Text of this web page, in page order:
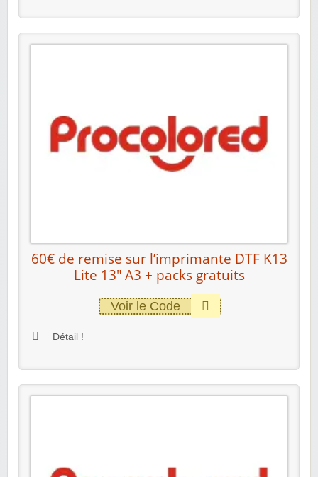
60€ de remise sur l’imprimante DTF K13
Lite 13″ A3 + packs gratuits
Voir le Code
Détail !